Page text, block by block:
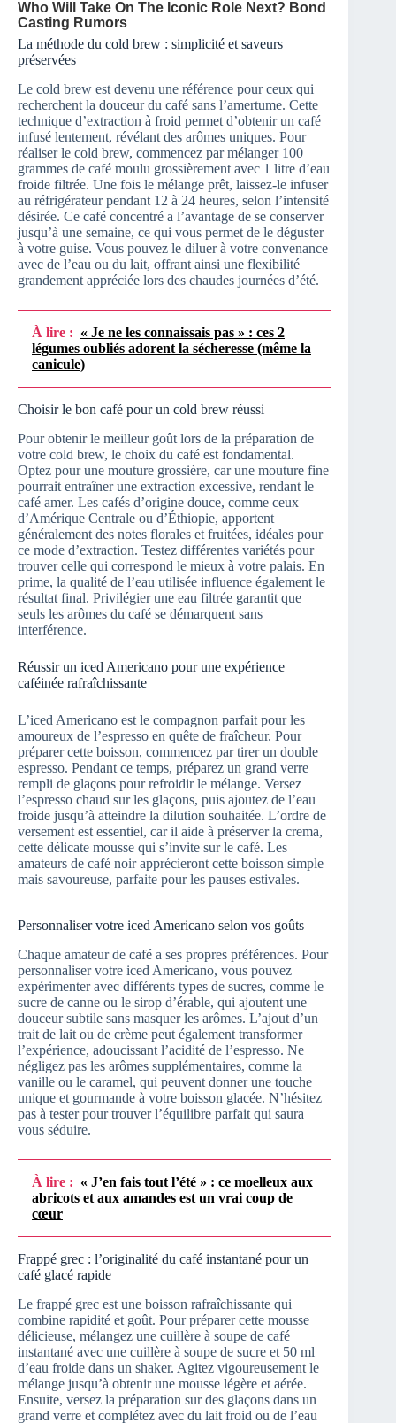
La méthode du cold brew : simplicité et saveurs
préservées
Le cold brew est devenu une référence pour ceux qui
recherchent la douceur du café sans l’amertume. Cette
technique d’extraction à froid permet d’obtenir un café
infusé lentement, révélant des arômes uniques. Pour
réaliser le cold brew, commencez par mélanger 100
grammes de café moulu grossièrement avec 1 litre d’eau
froide filtrée. Une fois le mélange prêt, laissez-le infuser
au réfrigérateur pendant 12 à 24 heures, selon l’intensité
désirée. Ce café concentré a l’avantage de se conserver
jusqu’à une semaine, ce qui vous permet de le déguster
à votre guise. Vous pouvez le diluer à votre convenance
avec de l’eau ou du lait, offrant ainsi une flexibilité
grandement appréciée lors des chaudes journées d’été.
À lire : « Je ne les connaissais pas » : ces 2
légumes oubliés adorent la sécheresse (même la
canicule)
Choisir le bon café pour un cold brew réussi
Pour obtenir le meilleur goût lors de la préparation de
votre cold brew, le choix du café est fondamental.
Optez pour une mouture grossière, car une mouture fine
pourrait entraîner une extraction excessive, rendant le
café amer. Les cafés d’origine douce, comme ceux
d’Amérique Centrale ou d’Éthiopie, apportent
généralement des notes florales et fruitées, idéales pour
ce mode d’extraction. Testez différentes variétés pour
trouver celle qui correspond le mieux à votre palais. En
prime, la qualité de l’eau utilisée influence également le
résultat final. Privilégier une eau filtrée garantit que
seuls les arômes du café se démarquent sans
interférence.
Réussir un iced Americano pour une expérience
caféinée rafraîchissante
L’iced Americano est le compagnon parfait pour les
amoureux de l’espresso en quête de fraîcheur. Pour
préparer cette boisson, commencez par tirer un double
espresso. Pendant ce temps, préparez un grand verre
rempli de glaçons pour refroidir le mélange. Versez
l’espresso chaud sur les glaçons, puis ajoutez de l’eau
froide jusqu’à atteindre la dilution souhaitée. L’ordre de
versement est essentiel, car il aide à préserver la crema,
cette délicate mousse qui s’invite sur le café. Les
amateurs de café noir apprécieront cette boisson simple
mais savoureuse, parfaite pour les pauses estivales.
Personnaliser votre iced Americano selon vos goûts
Chaque amateur de café a ses propres préférences. Pour
personnaliser votre iced Americano, vous pouvez
expérimenter avec différents types de sucres, comme le
sucre de canne ou le sirop d’érable, qui ajoutent une
douceur subtile sans masquer les arômes. L’ajout d’un
trait de lait ou de crème peut également transformer
l’expérience, adoucissant l’acidité de l’espresso. Ne
négligez pas les arômes supplémentaires, comme la
vanille ou le caramel, qui peuvent donner une touche
unique et gourmande à votre boisson glacée. N’hésitez
pas à tester pour trouver l’équilibre parfait qui saura
vous séduire.
À lire : « J’en fais tout l’été » : ce moelleux aux
abricots et aux amandes est un vrai coup de
cœur
Frappé grec : l’originalité du café instantané pour un
café glacé rapide
Le frappé grec est une boisson rafraîchissante qui
combine rapidité et goût. Pour préparer cette mousse
délicieuse, mélangez une cuillère à soupe de café
instantané avec une cuillère à soupe de sucre et 50 ml
d’eau froide dans un shaker. Agitez vigoureusement le
mélange jusqu’à obtenir une mousse légère et aérée.
Ensuite, versez la préparation sur des glaçons dans un
grand verre et complétez avec du lait froid ou de l’eau